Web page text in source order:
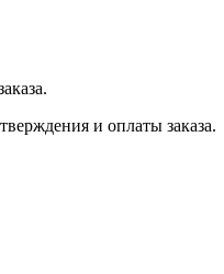
и оплаты заказа.